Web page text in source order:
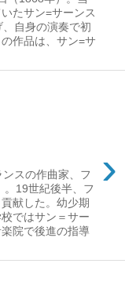
たサン=サーンス
自身の演奏で初
作品は、サン=サ
›
スの作曲家、フ
。19世紀後半、フ
献した。幼少期
ではサン＝サー
院で後進の指導